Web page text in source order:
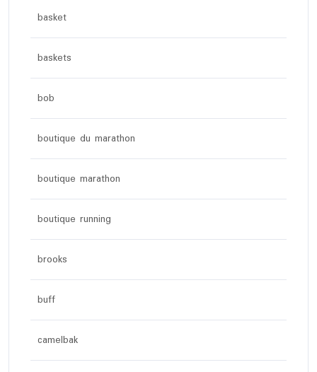
basket
baskets
bob
boutique du marathon
boutique marathon
boutique running
brooks
buff
camelbak